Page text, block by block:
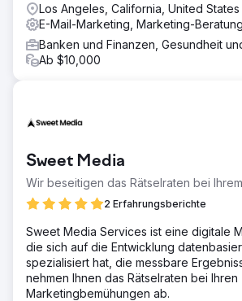
Los Angeles, California, United States
E-Mail-Marketing, Marketing-Beratung
Banken und Finanzen, Gesundheit
Ab $10,000
Sweet Media
Wir beseitigen das Rätselraten bei
2 Erfahrungsberichte
Sweet Media Services ist eine digitale
die sich auf die Entwicklung
spezialisiert hat, die messbare
nehmen Ihnen das Rätselraten bei Ihren
Marketingbemühungen ab.